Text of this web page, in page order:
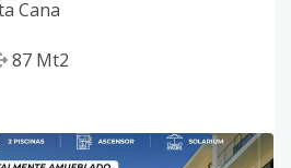
Cana
87 Mt2